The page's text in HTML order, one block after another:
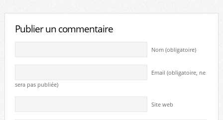
Publier un commentaire
Nom (obligatoire)
Email (obligatoire, ne
sera pas publiée)
Site web